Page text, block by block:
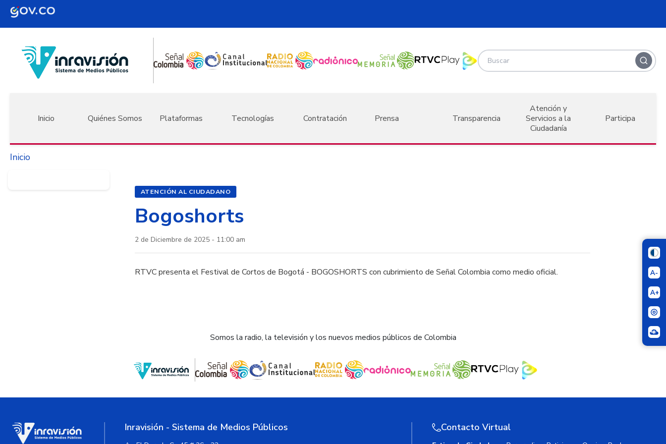
Pasar al contenido principal
Inicio Quiénes Somos Plataformas Tecnologías Contratación Prensa Transparencia
Atención y
Servicios a la
Ciudadanía
Participa
A-
A+
Inicio
ATENCIÓN AL CIUDADANO
Bogoshorts
2 de Diciembre de 2025 - 11:00 am
RTVC presenta el Festival de Cortos de Bogotá - BOGOSHORTS con cubrimiento de Señal Colombia como medio oficial.
Somos la radio, la televisión y los nuevos medios públicos de Colombia
Inravisión - Sistema de Medios Públicos Contacto Virtual